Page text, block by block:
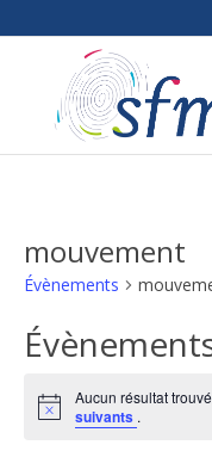
mouvement
Évènements
Notice
Aucun résultat
suivants .